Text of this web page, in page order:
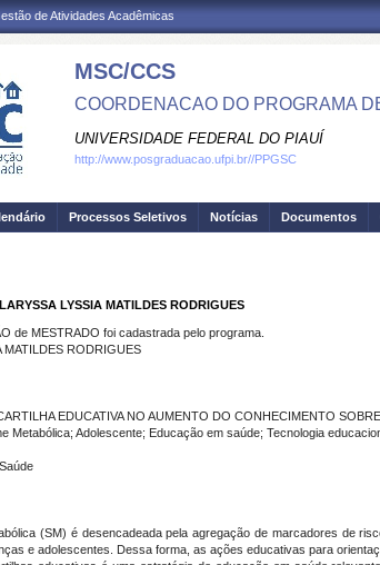
de Atividades Acadêmicas
MSC/CCS
COORDENACAO DO PROGRAMA
UNIVERSIDADE FEDERAL DO PIAUÍ
http://www.posgraduacao.ufpi.br//PPGSC
Processos Seletivos Notícias Documentos
LYSSIA MATILDES RODRIGUES
de MESTRADO foi cadastrada pelo programa.
MATILDES RODRIGUES
EDUCATIVA NO AUMENTO DO CONHECIMENTO
Metabólica; Adolescente; Educação em saúde; Tecnologia
(SM) é desencadeada pela agregação de marcadores de
e adolescentes. Dessa forma, as ações educativas para